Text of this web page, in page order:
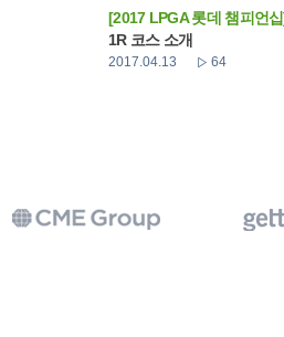
[2017 LPGA 롯데 챔피언
1R 코스 소개
2017.04.13 64